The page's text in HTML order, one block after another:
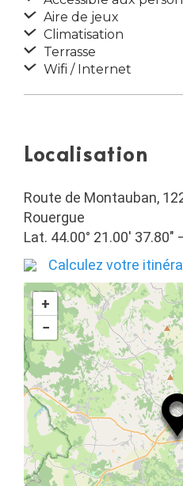
Aire de jeux
Climatisation
Terrasse
Wifi / Internet
Localisation
Route de Montauban,
Rouergue
Lat. 44.00° 21.00′ 37.80″
Calculez votre
+
−